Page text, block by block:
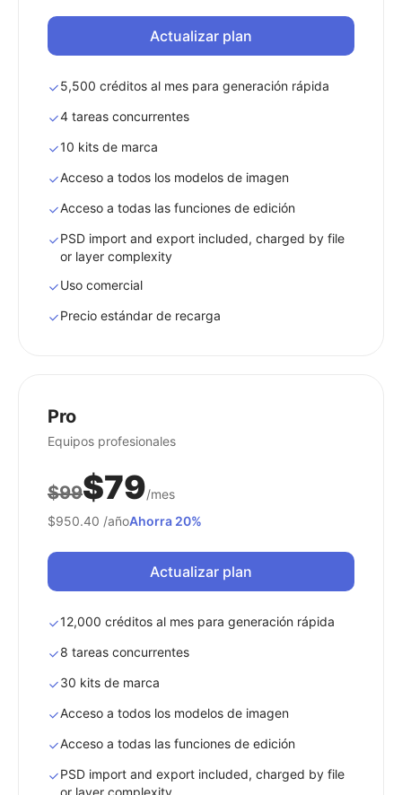
Actualizar plan
5,500 créditos al mes para generación rápida
4 tareas concurrentes
10 kits de marca
Acceso a todos los modelos de imagen
Acceso a todas las funciones de edición
PSD import and export included, charged by file
or layer complexity
Uso comercial
Precio estándar de recarga
Pro
Equipos profesionales
$99$79/mes
$950.40 /añoAhorra 20%
Actualizar plan
12,000 créditos al mes para generación rápida
8 tareas concurrentes
30 kits de marca
Acceso a todos los modelos de imagen
Acceso a todas las funciones de edición
PSD import and export included, charged by file
or layer complexity